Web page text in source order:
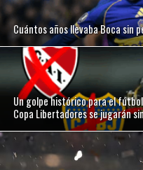
Cuántos años llevaba Boca sin
Un golpe histórico para el
Copa Libertadores se jugarán